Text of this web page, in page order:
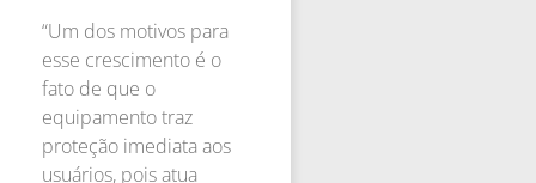
“Um dos motivos para
esse crescimento é o
fato de que o
equipamento traz
proteção imediata aos
usuários, pois atua